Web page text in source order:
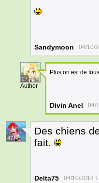
Sandymoon 04/10/
27
Author
Plus on est de
Divin Anel 04/
47
Des chiens
fait.
Delta75 04/10/2018